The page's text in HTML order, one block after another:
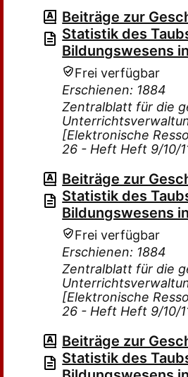
Beiträge zur
Statistik des
Bildungswesens
Frei verfügbar
Erschienen: 1884
Zentralblatt für die
[Elektronische
26 - Heft Heft 9/10/
Beiträge zur
Statistik des
Bildungswesens
Frei verfügbar
Erschienen: 1884
Zentralblatt für die
[Elektronische
26 - Heft Heft 9/10/
Beiträge zur
Statistik des